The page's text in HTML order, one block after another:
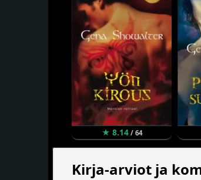
★ 8.14/ 64
Kirja-arviot ja